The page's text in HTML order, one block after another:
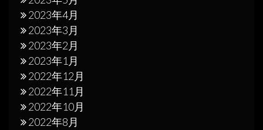
2023年4月
2023年3月
2023年2月
2023年1月
2022年12月
2022年11月
2022年10月
2022年8月